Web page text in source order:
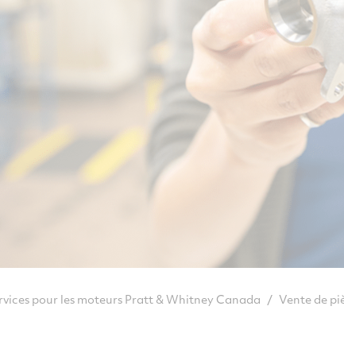
pour les moteurs Pratt & Whitney Canada / Vente de